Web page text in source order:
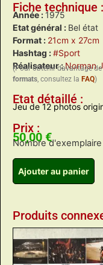
Fiche technique :
Année : 1975
Etat général : Bel état
Format : 21cm x 27cm
Hashtag :#Sport
Réalisateur :Norman
(Pour obtenir davantage
formats , consultez la FAQ)
Etat détaillé :
Jeu de 12 photos
Prix :
50,00 €
Nombre
Ajouter au panier
Produits